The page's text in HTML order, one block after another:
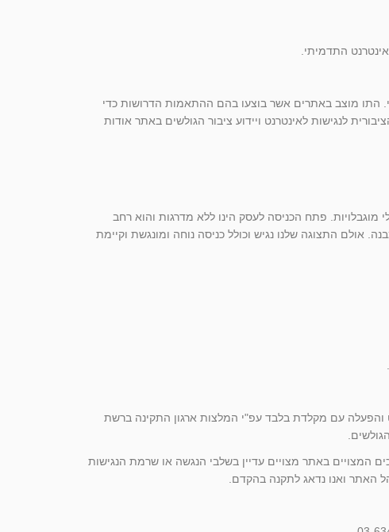
התדמיתי.
התו מוצב באתרים אשר בוצעו בהם ההתאמות הדרושות כדי
לנגישות לאינטרנט ויידוע ציבור הגולשים באתר אודות
יהודה מונגש ומותאם לבעלי מוגבלויות. פתח הכניסה לעסק הינו ללא מדרגות והוא רחב
אולם התצוגה שלנו נגיש וכולל כניסה נוחה ומונגשת וקיימת
והפעלה עם מקלדת בלבד עפ"י המלצות ארגון התקינה ברשת
המצויים באתר מצויים עדיין בשלבי הנגשה או שרמת הנגישות
האתר ואנו נדאג לתקנה בהקדם.